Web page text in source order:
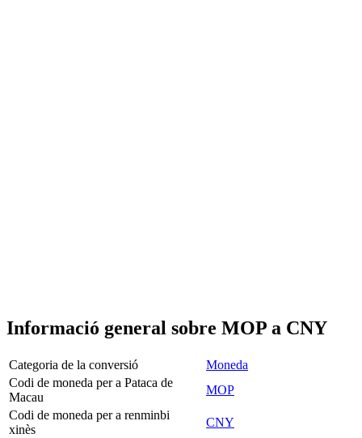
Informació general sobre MOP a CNY
Categoria de la conversió
Moneda
Codi de moneda per a Pataca de
Macau
MOP
Codi de moneda per a renminbi
xinès
CNY